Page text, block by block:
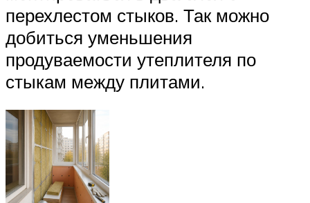
перехлестом стыков. Так можно
добиться уменьшения
продуваемости утеплителя по
стыкам между плитами.